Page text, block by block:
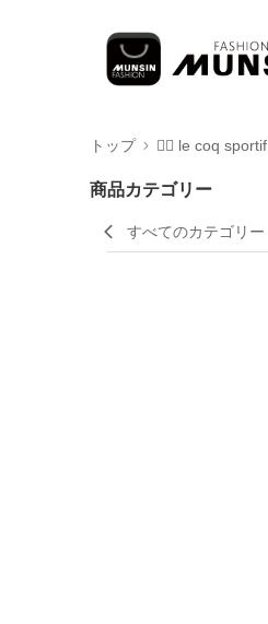
トップ 🚴‍♂️ le coq sportif
商品カテゴリー
すべてのカテゴリー